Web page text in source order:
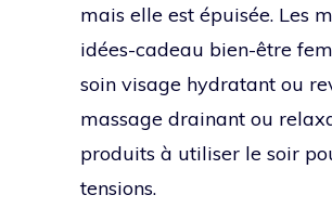
mais elle est épuisée. Les
idées-cadeau bien-être
soin visage hydratant ou
massage drainant ou
produits à utiliser le soir
tensions.